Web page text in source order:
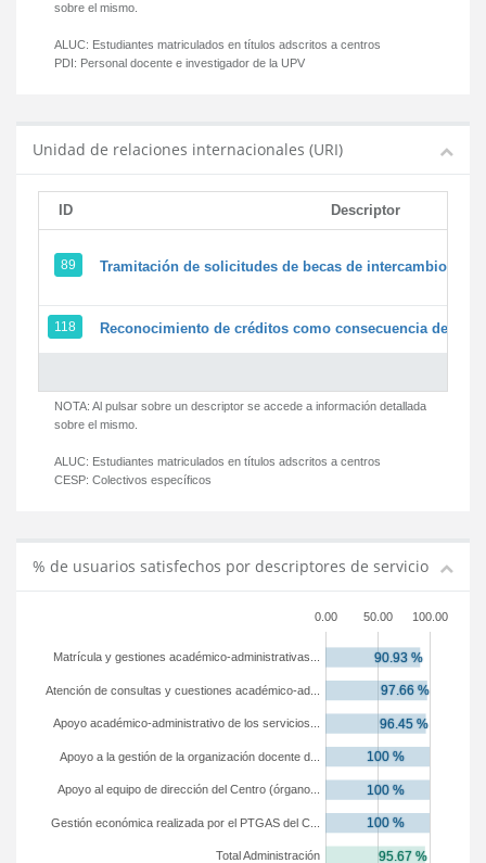
sobre el mismo.
ALUC: Estudiantes matriculados en títulos adscritos a centros
PDI: Personal docente e investigador de la UPV
Unidad de relaciones internacionales (URI)
ID Descriptor
89 Tramitación de solicitudes de becas de intercambio
118 Reconocimiento de créditos como consecuencia de un
NOTA: Al pulsar sobre un descriptor se accede a información detallada
sobre el mismo.
ALUC: Estudiantes matriculados en títulos adscritos a centros
CESP: Colectivos específicos
% de usuarios satisfechos por descriptores de servicio
0.00 50.00 100.00
Total Administración
Gestión económica realizada por el PTGAS del C...
Apoyo al equipo de dirección del Centro (órgano...
Apoyo a la gestión de la organización docente d...
Apoyo académico-administrativo de los servicios...
Atención de consultas y cuestiones académico-ad...
Matrícula y gestiones académico-administrativas...